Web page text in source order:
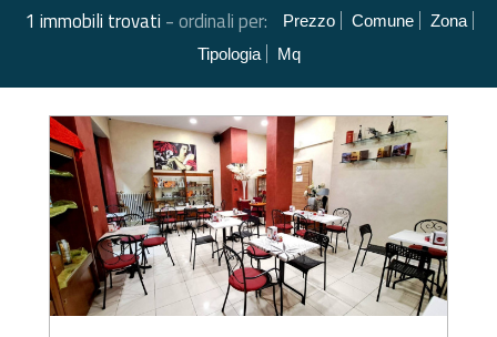
1 immobili trovati -ordinali per: Prezzo Comune
Zona
Tipologia
Mq